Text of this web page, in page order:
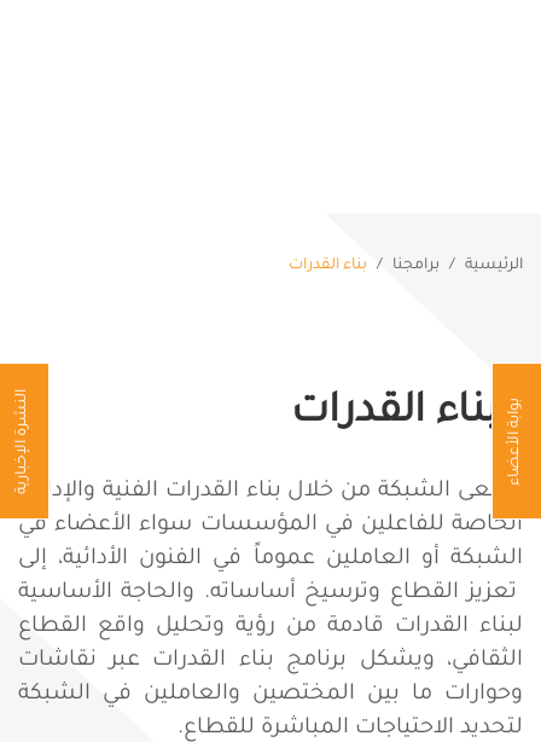
بوابة الأعضاء النشرة الإخبارية
المنشورات
الرئيسية برامجنا بناء القدرات
بناء القدرات
تسعى الشبكة من خلال بناء القدرات الفنية والإدارية
الخاصة للفاعلين في المؤسسات سواء الأعضاء في
الشبكة أو العاملين عموماً في الفنون الأدائية، إلى
تعزيز القطاع وترسيخ أساساته. والحاجة الأساسية
لبناء القدرات قادمة من رؤية وتحليل واقع القطاع
الثقافي، ويشكل برنامج بناء القدرات عبر نقاشات
وحوارات ما بين المختصين والعاملين في الشبكة
لتحديد الاحتياجات المباشرة للقطاع.